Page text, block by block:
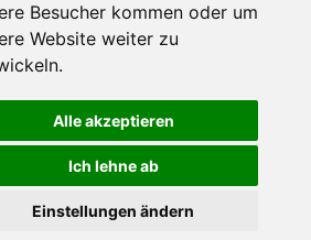
Besucher kommen oder um
Website weiter zu
Alle akzeptieren
Ich lehne ab
Einstellungen ändern
Verbraucher
und andere
hier die Möglichkeit, sich
Praxismarketing